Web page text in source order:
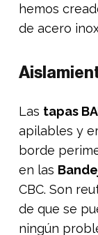
hemos
de acero
Las tapas
apilables y
borde
en las
CBC. Son
de que se
ningún